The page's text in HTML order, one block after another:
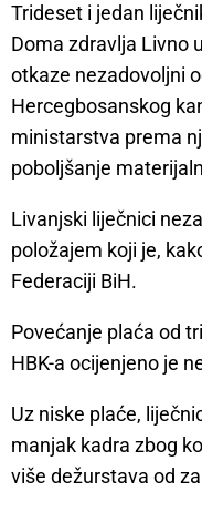
Trideset i jedan
Doma zdravlja Livno
otkaze nezadovoljni
Hercegbosanskog
ministarstva prema
poboljšanje
Livanjski liječnici
položajem koji je,
Federaciji BiH.
Povećanje plaća od
HBK-a ocijenjeno je
Uz niske plaće,
manjak kadra zbog
više dežurstava od